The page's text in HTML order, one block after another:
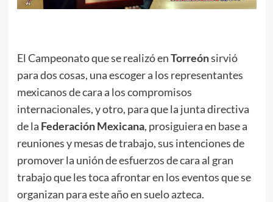
El Campeonato que se realizó enTorreónsirvió
para dos cosas, una escoger a los representantes
mexicanos de cara a los compromisos
internacionales, y otro, para que la junta directiva
de la Federación Mexicana, prosiguiera en base a
reuniones y mesas de trabajo, sus intenciones de
promover la unión de esfuerzos de cara al gran
trabajo que les toca afrontar en los eventos que se
organizan para este año en suelo azteca.